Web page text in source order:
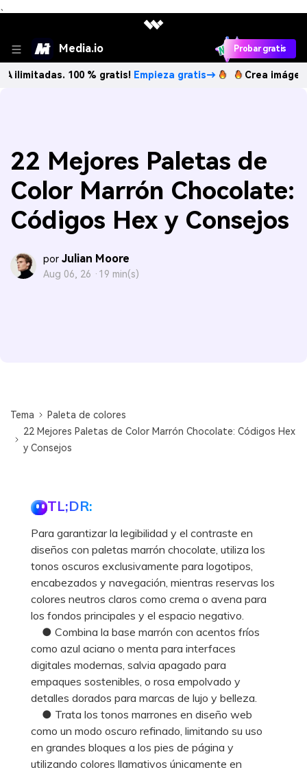
、
Media.io Probar gratis
100 % gratis!Empieza gratis→ Crea imágenes IA
22 Mejores Paletas de
Color Marrón Chocolate:
Códigos Hex y Consejos
por Julian Moore
Aug 06, 26 · 19 min(s)
Tema
Paleta de colores
22 Mejores Paletas de Color Marrón Chocolate: Códigos Hex
y Consejos
TL;DR:
Para garantizar la legibilidad y el contraste en
diseños con paletas marrón chocolate, utiliza los
tonos oscuros exclusivamente para logotipos,
encabezados y navegación, mientras reservas los
colores neutros claros como crema o avena para
los fondos principales y el espacio negativo.
● Combina la base marrón con acentos fríos
como azul aciano o menta para interfaces
digitales modernas, salvia apagado para
empaques sostenibles, o rosa empolvado y
detalles dorados para marcas de lujo y belleza.
● Trata los tonos marrones en diseño web
como un modo oscuro refinado, limitando su uso
en grandes bloques a los pies de página y
utilizando colores llamativos únicamente en